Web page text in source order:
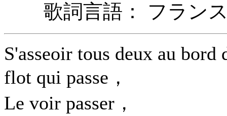
歌詞言語： フラン
S'asseoir tous deux au bord
flot qui passe，
Le voir passer，